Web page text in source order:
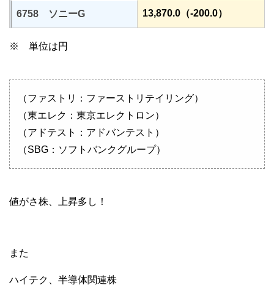
6758 ソニーG 13,870.0（-200.0）
※ 単位は円
（ファストリ：ファーストリテイリング）
（東エレク：東京エレクトロン）
（アドテスト：アドバンテスト）
（SBG：ソフトバンクグループ）
値がさ株、上昇多し！
また
ハイテク、半導体関連株